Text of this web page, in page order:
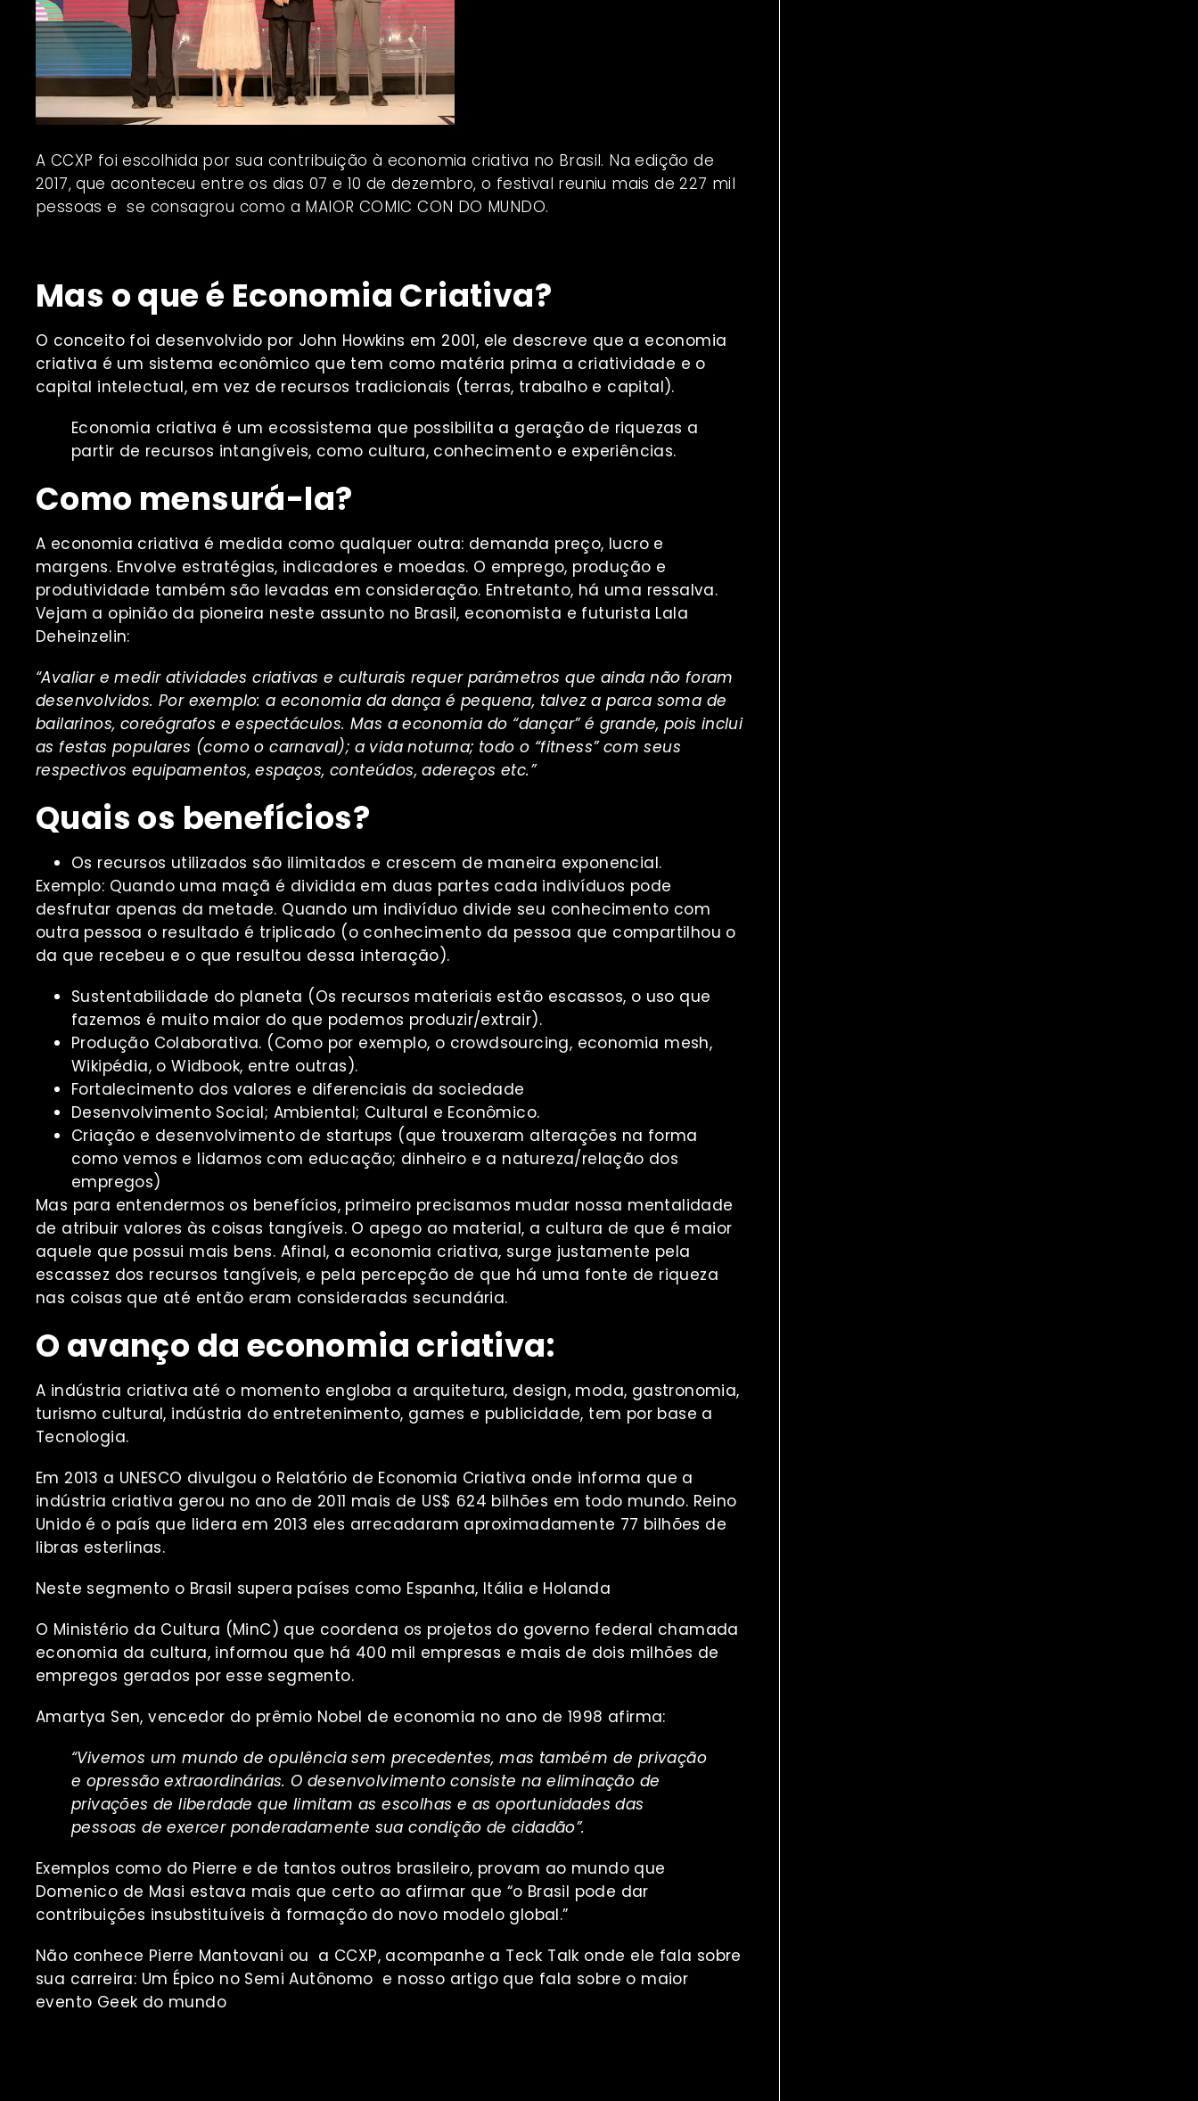
A CCXP foi escolhida por sua contribuição à economia criativa no Brasil. Na edição de
2017, que aconteceu entre os dias 07 e 10 de dezembro, o festival reuniu mais de 227 mil
pessoas e se consagrou como a MAIOR COMIC CON DO MUNDO.
Mas o que é Economia Criativa?
O conceito foi desenvolvido por John Howkins em 2001, ele descreve que a economia
criativa é um sistema econômico que tem como matéria prima a criatividade e o
capital intelectual, em vez de recursos tradicionais (terras, trabalho e capital).
Economia criativa é um ecossistema que possibilita a geração de riquezas a
partir de recursos intangíveis, como cultura, conhecimento e experiências.
Como mensurá-la?
A economia criativa é medida como qualquer outra: demanda preço, lucro e
margens. Envolve estratégias, indicadores e moedas. O emprego, produção e
produtividade também são levadas em consideração. Entretanto, há uma ressalva.
Vejam a opinião da pioneira neste assunto no Brasil, economista e futurista Lala
Deheinzelin:
“Avaliar e medir atividades criativas e culturais requer parâmetros que ainda não foram
desenvolvidos. Por exemplo: a economia da dança é pequena, talvez a parca soma de
bailarinos, coreógrafos e espectáculos. Mas a economia do “dançar” é grande, pois inclui
as festas populares (como o carnaval); a vida noturna; todo o “fitness” com seus
respectivos equipamentos, espaços, conteúdos, adereços etc.”
Quais os benefícios?
Os recursos utilizados são ilimitados e crescem de maneira exponencial.
Exemplo: Quando uma maçã é dividida em duas partes cada indivíduos pode
desfrutar apenas da metade. Quando um indivíduo divide seu conhecimento com
outra pessoa o resultado é triplicado (o conhecimento da pessoa que compartilhou o
da que recebeu e o que resultou dessa interação).
Sustentabilidade do planeta (Os recursos materiais estão escassos, o uso que
fazemos é muito maior do que podemos produzir/extrair).
Produção Colaborativa. (Como por exemplo, o crowdsourcing, economia mesh,
Wikipédia, o Widbook, entre outras).
Fortalecimento dos valores e diferenciais da sociedade
Desenvolvimento Social; Ambiental; Cultural e Econômico.
Criação e desenvolvimento de startups (que trouxeram alterações na forma
como vemos e lidamos com educação; dinheiro e a natureza/relação dos
empregos)
Mas para entendermos os benefícios, primeiro precisamos mudar nossa mentalidade
de atribuir valores às coisas tangíveis. O apego ao material, a cultura de que é maior
aquele que possui mais bens. Afinal, a economia criativa, surge justamente pela
escassez dos recursos tangíveis, e pela percepção de que há uma fonte de riqueza
nas coisas que até então eram consideradas secundária.
O avanço da economia criativa:
A indústria criativa até o momento engloba a arquitetura, design, moda, gastronomia,
turismo cultural, indústria do entretenimento, games e publicidade, tem por base a
Tecnologia.
Em 2013 a UNESCO divulgou o Relatório de Economia Criativa onde informa que a
indústria criativa gerou no ano de 2011 mais de US$ 624 bilhões em todo mundo. Reino
Unido é o país que lidera em 2013 eles arrecadaram aproximadamente 77 bilhões de
libras esterlinas.
Neste segmento o Brasil supera países como Espanha, Itália e Holanda
O Ministério da Cultura (MinC) que coordena os projetos do governo federal chamada
economia da cultura, informou que há 400 mil empresas e mais de dois milhões de
empregos gerados por esse segmento.
Amartya Sen, vencedor do prêmio Nobel de economia no ano de 1998 afirma:
“Vivemos um mundo de opulência sem precedentes, mas também de privação
e opressão extraordinárias. O desenvolvimento consiste na eliminação de
privações de liberdade que limitam as escolhas e as oportunidades das
pessoas de exercer ponderadamente sua condição de cidadão”.
Exemplos como do Pierre e de tantos outros brasileiro, provam ao mundo que
Domenico de Masi estava mais que certo ao afirmar que “o Brasil pode dar
contribuições insubstituíveis à formação do novo modelo global.”
Não conhece Pierre Mantovani ou a CCXP, acompanhe a Teck Talk onde ele fala sobre
sua carreira: Um Épico no Semi Autônomo e nosso artigo que fala sobre o maior
evento Geek do mundo